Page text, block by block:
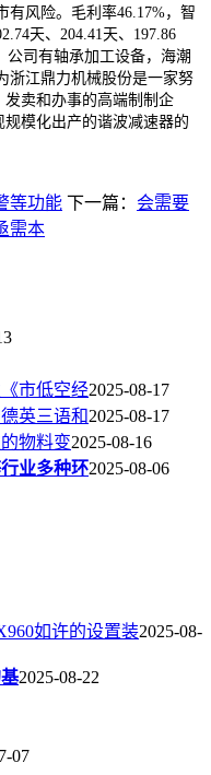
有风险。毛利率46.17%，智
天、204.41天、197.86
公司有轴承加工设备，海潮
浙江鼎力机械股份是一家努
卖和办事的高端制制企
模化出产的谐波减速器的
等功能 下一篇： 会需要
需本
市低空经2025-08-17
英三语和2025-08-17
物料变2025-08-16
业多种环2025-08-06
如许的设置装2025-08-
2025-08-22
07